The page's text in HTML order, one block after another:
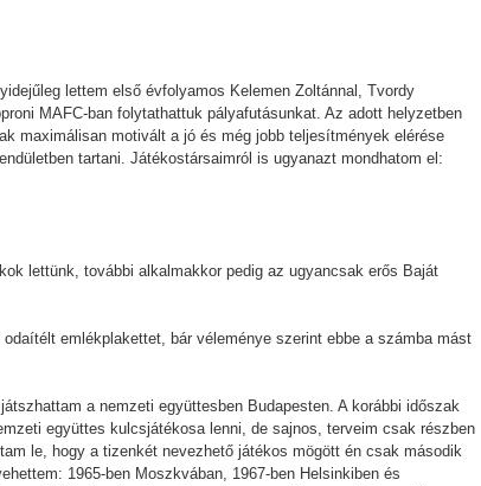
lettem első évfolyamos Kelemen Zoltánnal, Tvordy
MAFC-ban folytathattuk pályafutásunkat. Az adott helyzetben
maximálisan motivált a jó és még jobb teljesítmények elérése
tartani. Játékostársaimról is ugyanazt mondhatom el:
lettünk, további alkalmakkor pedig az ugyancsak erős Baját
emlékplakettet, bár véleménye szerint ebbe a számba mást
a nemzeti együttesben Budapesten. A korábbi időszak
együttes kulcsjátékosa lenni, de sajnos, terveim csak részben
le, hogy a tizenkét nevezhető játékos mögött én csak második
1965-ben Moszkvában, 1967-ben Helsinkiben és